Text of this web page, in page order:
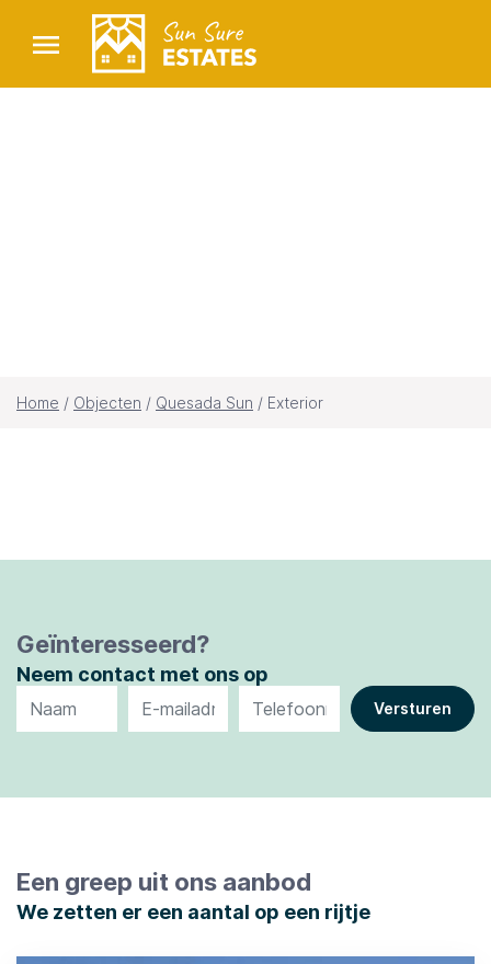
Home / Objecten / Quesada Sun / Exterior
Geïnteresseerd?
Neem contact met ons op
Een greep uit ons aanbod
We zetten er een aantal op een rijtje